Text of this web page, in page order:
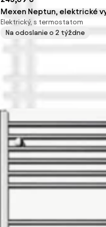
Mexen Neptun, elektrické
teleso 1600 x 500 mm, 900
W101-1600-500-2900-20
Elektrický, s termostatom
Na odoslanie o 2 týždne